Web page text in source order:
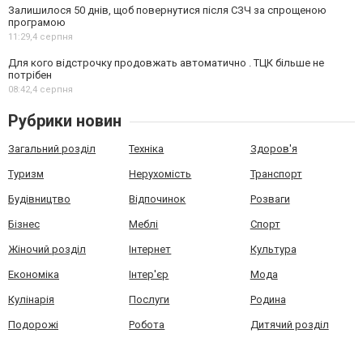
Залишилося 50 днів, щоб повернутися після СЗЧ за спрощеною
програмою
11:29,4 серпня
Для кого відстрочку продовжать автоматично . ТЦК більше не
потрібен
08:42,4 серпня
Рубрики новин
Загальний розділ Техніка Здоров'я
Туризм Нерухомість Транспорт
Будівництво Відпочинок Розваги
Бізнес Меблі Спорт
Жіночий розділ Інтернет Культура
Економіка Інтер'єр Мода
Кулінарія Послуги Родина
Подорожі Робота Дитячий розділ